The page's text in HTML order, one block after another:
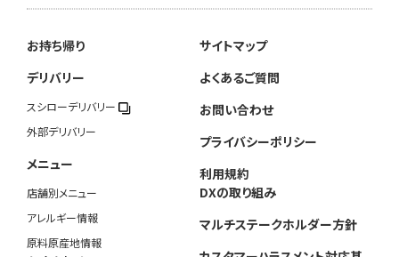
お持ち帰り
デリバリー
スシローデリバリー
外部デリバリー
メニュー
店舗別メニュー
アレルギー情報
原料原産地情報
サイトマップ
よくあるご質問
お問い合わせ
プライバシーポリシー
利用規約
DXの取り組み
マルチステークホルダー方針